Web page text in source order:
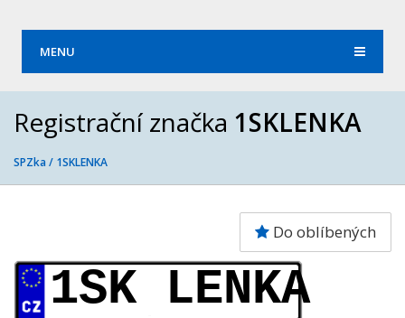
MENU
Registrační značka 1SKLENKA
SPZka / 1SKLENKA
Do oblíbených
1SK LENKA